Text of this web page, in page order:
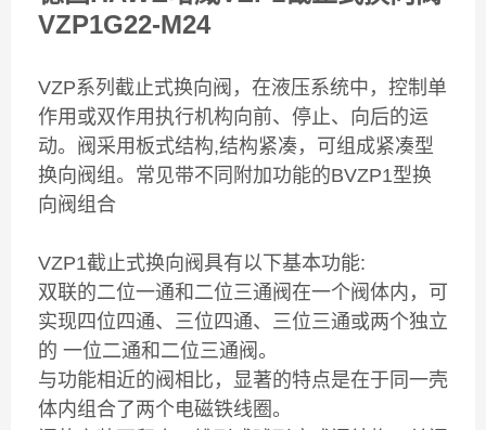
VZP1G22-M24
VZP系列截止式换向阀，在液压系统中，控制单
作用或双作用执行机构向前、停止、向后的运
动。阀采用板式结构,结构紧凑，可组成紧凑型
换向阀组。常见带不同附加功能的BVZP1型换
向阀组合
VZP1截止式换向阀具有以下基本功能:
双联的二位一通和二位三通阀在一个阀体内，可
实现四位四通、三位四通、三位三通或两个独立
的 一位二通和二位三通阀。
与功能相近的阀相比，显著的特点是在于同一壳
体内组合了两个电磁铁线圈。